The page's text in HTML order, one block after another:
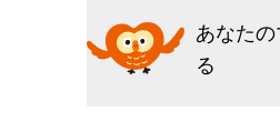
あなた
る